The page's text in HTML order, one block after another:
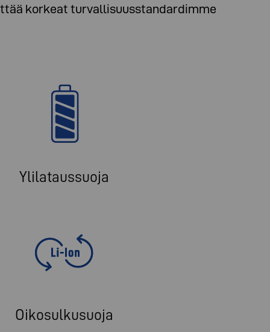
korkeat turvallisuusstandardimme
Ylilataussuoja
Oikosulkusuoja